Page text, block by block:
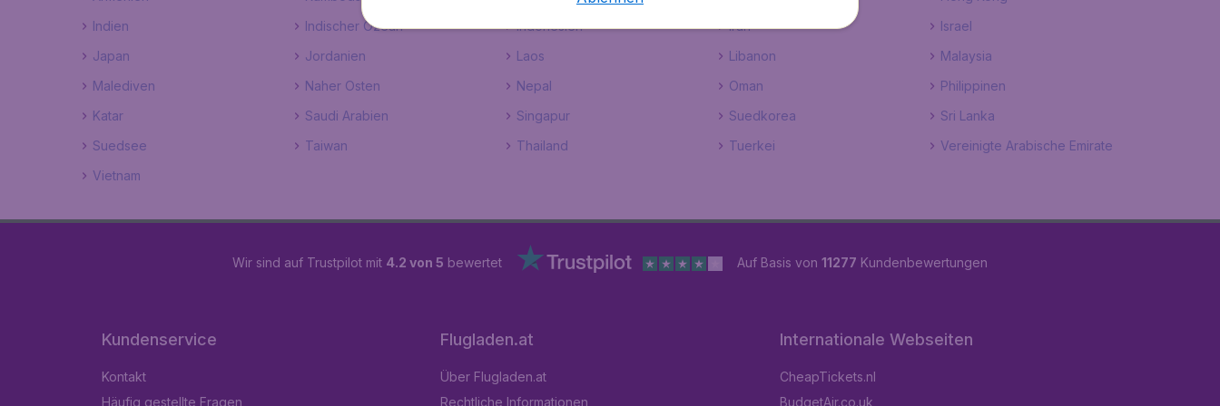
Indien
Indischer Ozean Indonesien Iran
Israel
Japan
Jordanien Laos Libanon
Malaysia
Malediven
Naher Osten Nepal Oman
Philippinen
Katar
Saudi Arabien Singapur Suedkorea
Sri Lanka
Suedsee
Taiwan Thailand Tuerkei
Vereinigte Arabische Emirate
Vietnam
Wir sind auf Trustpilot mit 4.2 von 5 bewertet Auf Basis von 11277 Kundenbewertungen
Kundenservice
Kontakt
Häufig gestellte Fragen
Flugladen.at
Über Flugladen.at
Rechtliche Informationen
Internationale Webseiten
CheapTickets.nl
BudgetAir.co.uk